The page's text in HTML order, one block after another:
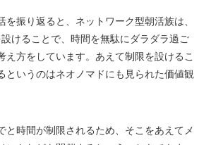
を振り返ると、ネットワーク型朝活族は、
けることで、時間を無駄にダラダラ過ご
え方をしています。あえて制限を設けるこ
というのはネオノマドにも見られた価値観
と時間が制限されるため、そこをあえてメ